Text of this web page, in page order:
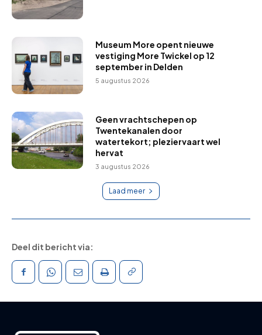
Museum More opent nieuwe
vestiging More Twickel op 12
september in Delden
5 augustus 2026
Geen vrachtschepen op
Twentekanalen door
watertekort; pleziervaart wel
hervat
3 augustus 2026
Laad meer
Deel dit bericht via: